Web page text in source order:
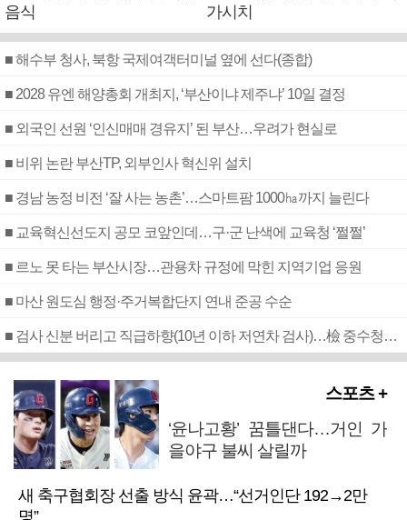
음식
가시치
■ 해수부 청사, 북항 국제여객터미널 옆에 선다(종합)
■ 2028 유엔 해양총회 개최지, ‘부산이냐 제주냐’ 10일 결정
■ 외국인 선원 ‘인신매매 경유지’ 된 부산…우려가 현실로
■ 비위 논란 부산TP, 외부인사 혁신위 설치
■ 경남 농정 비전 ‘잘 사는 농촌’…스마트팜 1000㏊까지 늘린다
■ 교육혁신선도지 공모 코앞인데…구·군 난색에 교육청 ‘쩔쩔’
■ 르노 못 타는 부산시장…관용차 규정에 막힌 지역기업 응원
■ 마산 원도심 행정·주거복합단지 연내 준공 수순
■ 검사 신분 버리고 직급하향(10년 이하 저연차 검사)…檢 중수청행 기피
스포츠 +
‘윤나고황’ 꿈틀댄다…거인 가
을야구 불씨 살릴까
새 축구협회장 선출 방식 윤곽…“선거인단 192→2만